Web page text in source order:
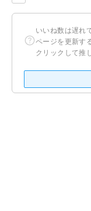
いいね数は遅れ
ページを更新す
クリックして推